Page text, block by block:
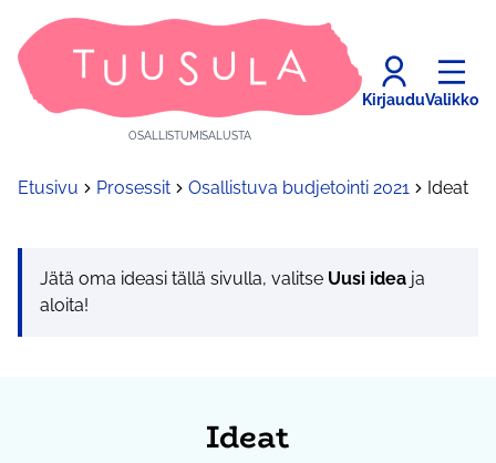
OSALLISTUMISALUSTA
KirjauduValikko
Etusivu Prosessit Osallistuva budjetointi 2021 Ideat
Jätä oma ideasi tällä sivulla, valitse Uusi idea ja
aloita!
Ideat